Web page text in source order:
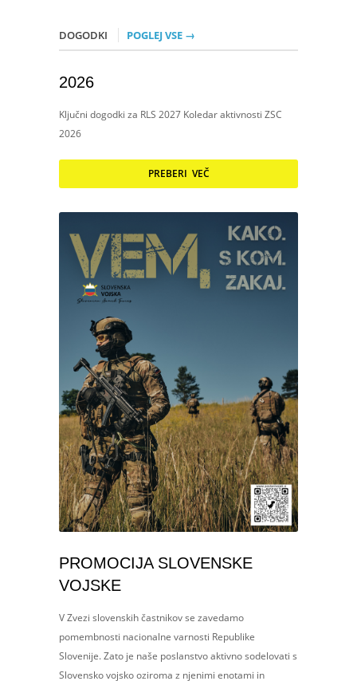
DOGODKI POGLEJ VSE →
2026
Ključni dogodki za RLS 2027 Koledar aktivnosti ZSC
2026
PREBERI VEČ
PROMOCIJA SLOVENSKE
VOJSKE
V Zvezi slovenskih častnikov se zavedamo
pomembnosti nacionalne varnosti Republike
Slovenije. Zato je naše poslanstvo aktivno sodelovati s
Slovensko vojsko oziroma z njenimi enotami in